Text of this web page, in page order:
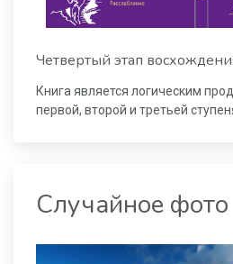
Четвертый этап
Книга является логическим
первой, второй и третьей
Случайное фото